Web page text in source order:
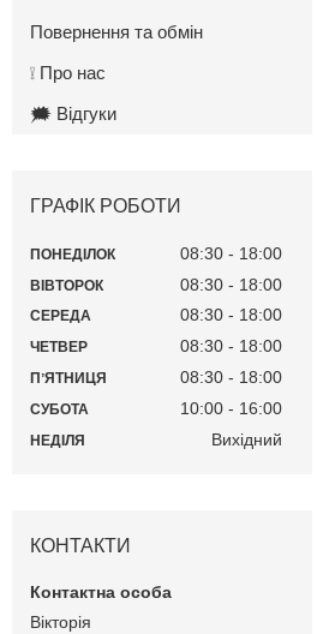
Повернення та обмін
❕ Про нас
🗯️ Відгуки
ГРАФІК РОБОТИ
ПОНЕДІЛОК 08:30 18:00
ВІВТОРОК 08:30 18:00
СЕРЕДА 08:30 18:00
ЧЕТВЕР 08:30 18:00
ПʼЯТНИЦЯ 08:30 18:00
СУБОТА 10:00 16:00
НЕДІЛЯ Вихідний
КОНТАКТИ
Вiкторiя